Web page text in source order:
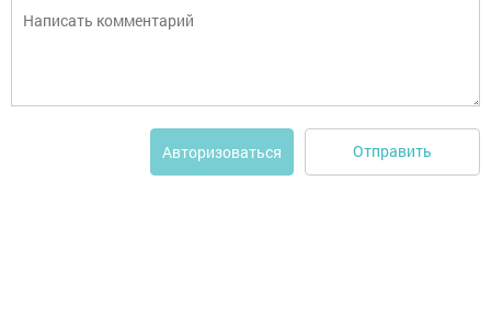
Авторизоваться Отправить